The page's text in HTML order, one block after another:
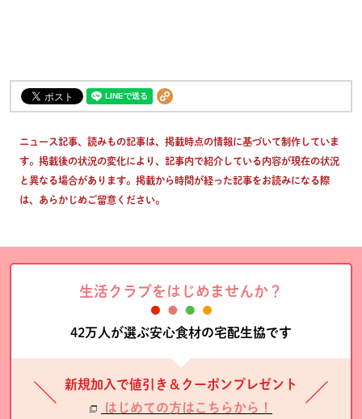
ニュース記事、読みもの記事は、掲載時点の情報に基づいて制作していま
す。掲載後の状況の変化により、記事内で紹介している内容が現在の状況
と異なる場合があります。掲載から時間が経った記事をお読みになる際
は、あらかじめご留意ください。
生活クラブをはじめませんか？
42万人が選ぶ安心食材の宅配生協です
新規加入で値引き＆クーポンプレゼント
はじめての方はこちらから！